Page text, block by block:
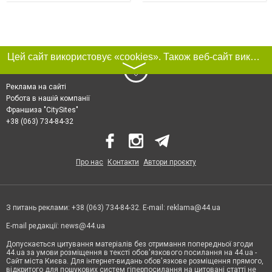
Цей сайт використовує «cookies». Також веб-сайт використовує інтернет-сервіс для збору технічних даних стосовно відвідувачів з метою отримання маркетингової та статистичної інформації. Умови обробки даних відвідувачів сайту див.
〉
Реклама на сайті
Робота в нашій компанії
Франшиза "CitySites"
+38 (063) 734-84-32
Про нас Контакти Автори проєкту
З питань реклами: +38 (063) 734-84-32. E-mail: reklama@44.ua
E-mail редакції: news@44.ua
Допускається цитування матеріалів без отримання попередньої згоди
44.ua за умови розміщення в тексті обов'язкового посилання на 44.ua -
Сайт міста Києва. Для інтернет-видань обов'язкове розміщення прямого,
відкритого для пошукових систем гіперпосилання на цитовані статті не